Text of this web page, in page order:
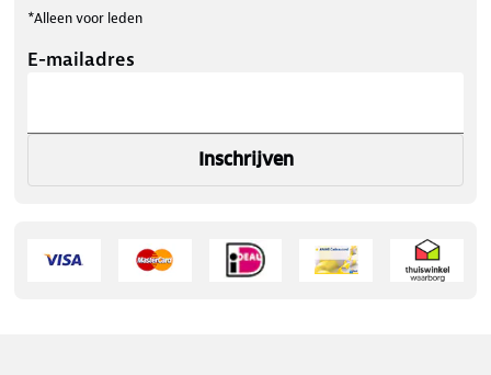
*Alleen voor leden
E-mailadres
Inschrijven